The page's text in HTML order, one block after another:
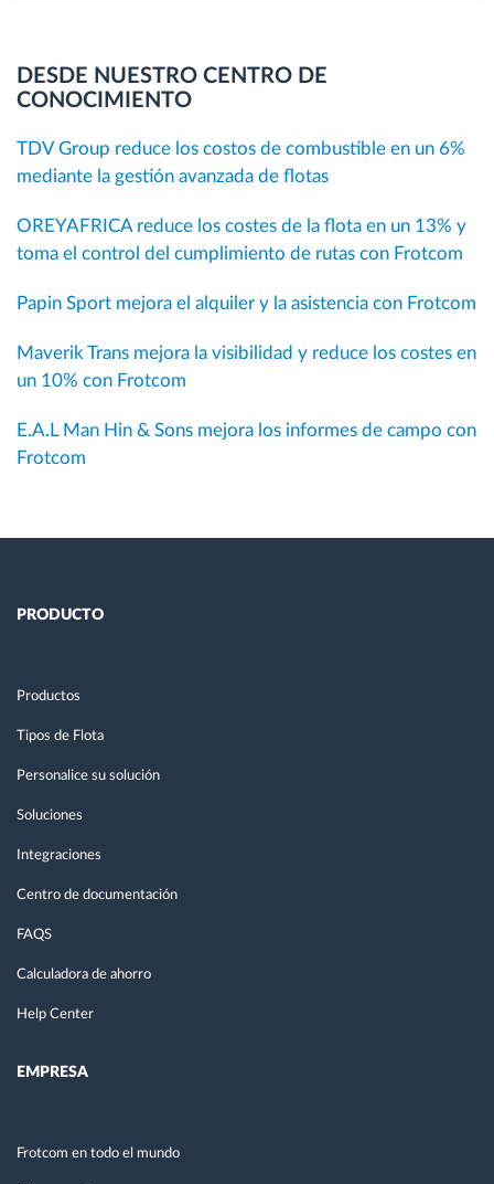
DESDE NUESTRO CENTRO DE
CONOCIMIENTO
TDV Group reduce los costos de combustible en un 6%
mediante la gestión avanzada de flotas
OREYAFRICA reduce los costes de la flota en un 13% y
toma el control del cumplimiento de rutas con Frotcom
Papin Sport mejora el alquiler y la asistencia con Frotcom
Maverik Trans mejora la visibilidad y reduce los costes en
un 10% con Frotcom
E.A.L Man Hin & Sons mejora los informes de campo con
Frotcom
PRODUCTO
Productos
Tipos de Flota
Personalice su solución
Soluciones
Integraciones
Centro de documentación
FAQS
Calculadora de ahorro
Help Center
EMPRESA
Frotcom en todo el mundo